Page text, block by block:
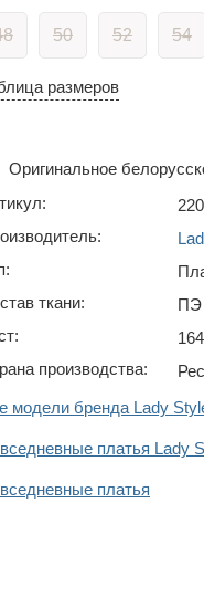
50 52 54
размеров
Оригинальное
ткани:
ПЭ
производства:
модели бренда Lady
платья Lady
платья